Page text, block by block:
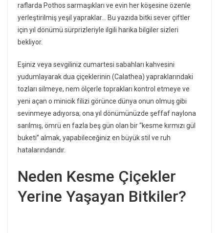
raflarda Pothos sarmaşıkları ve evin her köşesine özenle
yerleştirilmiş yeşil yapraklar… Bu yazıda bitki sever çiftler
için yıl dönümü sürprizleriyle ilgili harika bilgiler sizleri
bekliyor.
Eşiniz veya sevgiliniz cumartesi sabahları kahvesini
yudumlayarak dua çiçeklerinin (Calathea) yapraklarındaki
tozları silmeye, nem ölçerle toprakları kontrol etmeye ve
yeni açan o minicik filizi görünce dünya onun olmuş gibi
sevinmeye adıyorsa; ona yıl dönümünüzde şeffaf naylona
sarılmış, ömrü en fazla beş gün olan bir “kesme kırmızı gül
buketi” almak, yapabileceğiniz en büyük stil ve ruh
hatalarındandır.
Neden Kesme Çiçekler
Yerine Yaşayan Bitkiler?